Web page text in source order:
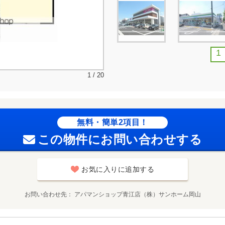
1 / 20
1
無料・簡単2項目！
この物件にお問い合わせする
お気に入りに追加する
お問い合わせ先 アパマンショップ青江店（株）サンホーム岡山